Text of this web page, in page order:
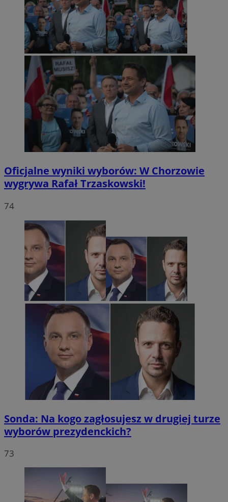
Oficjalne wyniki wyborów: W Chorzowie
wygrywa Rafał Trzaskowski!
74
Sonda: Na kogo zagłosujesz w drugiej turze
wyborów prezydenckich?
73